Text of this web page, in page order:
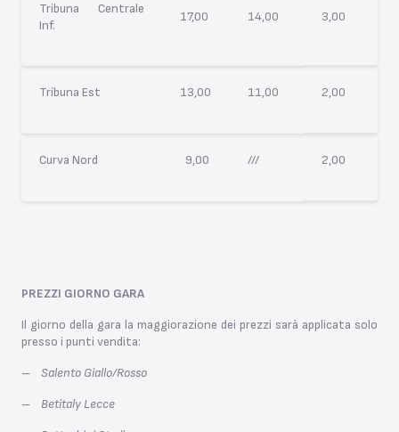
Tribuna Centrale
Inf.
17,00 14,00 3,00
Tribuna Est 13,00 11,00 2,00
Curva Nord 9,00 /// 2,00
PREZZI GIORNO GARA
Il giorno della gara la maggiorazione dei prezzi sarà applicata solo
presso i punti vendita:
– Salento Giallo/Rosso
– Betitaly Lecce